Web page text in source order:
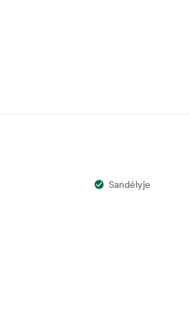
Sandėlyje